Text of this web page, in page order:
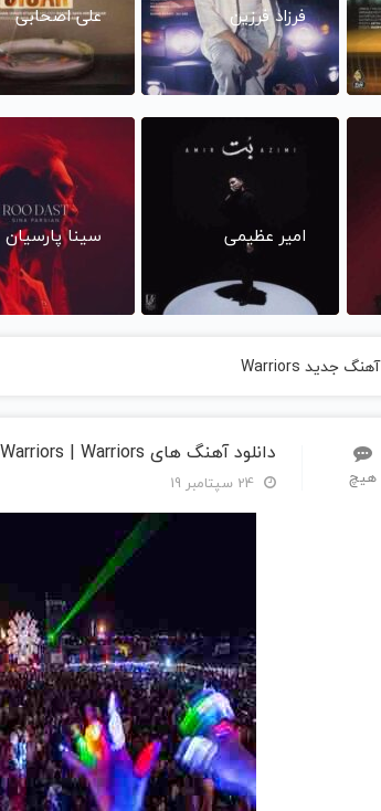
فرزاد فرزین علی اصحابی
امیر عظیمی سینا پارسیان
آهنگ جدید Warriors
هیچ
دانلود آهنگ های Warriors | Warriors